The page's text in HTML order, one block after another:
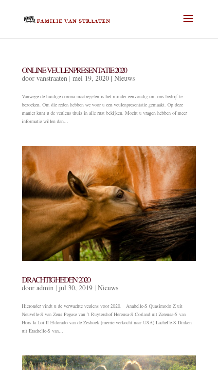
ONLINE VEULENPRESENTATIE 2020
door vanstraaten| mei 19, 2020| Nieuws
Vanwege de huidige corona-maatregelen is het minder eenvoudig om ons bedrijf te
bezoeken. Om die reden hebben we voor u een veulenpresentatie gemaakt. Op deze
manier kunt u de veulens thuis in alle rust bekijken. Mocht u vragen hebben of meer
informatie willen dan...
DRACHTIGHEDEN 2020
door admin| jul 30, 2019| Nieuws
Hieronder vindt u de verwachte veulens voor 2020. Anabelle-S Quasimodo Z uit
Neuvelle-S van Zeus Pegase van ’t Ruytershof Hereusa-S Corland uit Zereusa-S van
Hors la Loi II Eldorado van de Zeshoek (merrie verkocht naar USA) Lachelle-S Dinken
uit Erachelle-S van...